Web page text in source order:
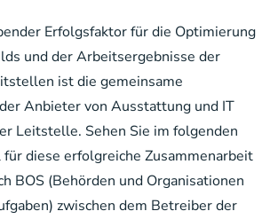
Erfolgsfaktor für die Optimierung
und der Arbeitsergebnisse der
ist die gemeinsame
Anbieter von Ausstattung und IT
Leitstelle. Sehen Sie im folgenden
diese erfolgreiche Zusammenarbeit
BOS (Behörden und Organisationen
zwischen dem Betreiber der